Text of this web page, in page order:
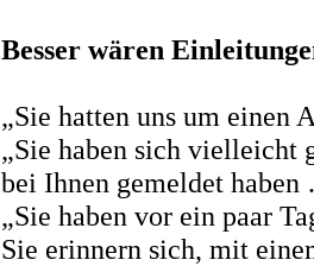
Besser wären
„Sie hatten uns um einen
„Sie haben sich vielleicht
bei Ihnen gemeldet
„Sie haben vor ein paar
Sie erinnern sich, mit